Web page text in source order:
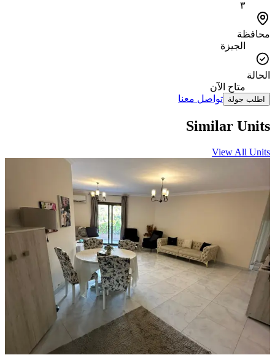
٣
محافظة
الجيزة
الحالة
متاح الآن
اطلب جولة تواصل معنا
Similar Units
View All Units